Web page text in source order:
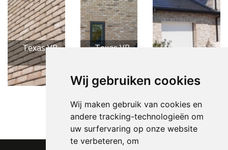
Wij gebruiken cookies
Wij maken gebruik van cookies en
andere tracking-technologieën om
uw surfervaring op onze website
te verbeteren, om
Texas VB
Texas VB